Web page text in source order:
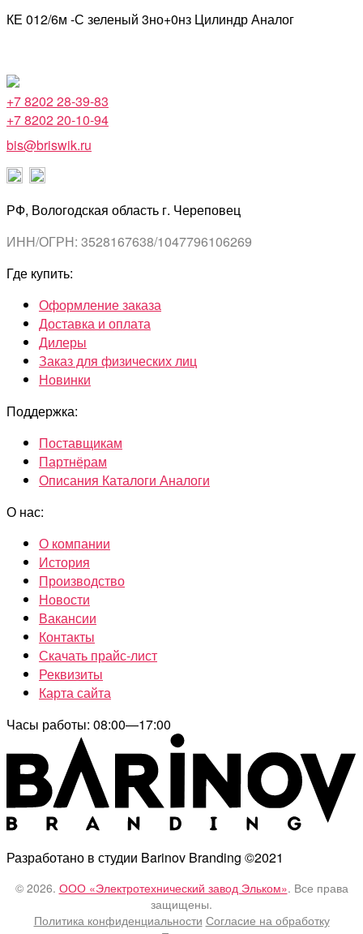
КЕ 012/6м -С зеленый 3но+0нз Цилиндр Аналог
+7 8202 28-39-83
+7 8202 20-10-94
bis@briswik.ru
РФ, Вологодская область г. Череповец
ИНН/ОГРН: 3528167638/1047796106269
Где купить:
Оформление заказа
Доставка и оплата
Дилеры
Заказ для физических лиц
Новинки
Поддержка:
Поставщикам
Партнёрам
Описания Каталоги Аналоги
О нас:
О компании
История
Производство
Новости
Вакансии
Контакты
Скачать прайс-лист
Реквизиты
Карта сайта
Часы работы: 08:00—17:00
Разработано в студии Barinov Branding ©2021
© 2026. ООО «Электротехнический завод Эльком». Все права
защищены.
Политика конфиденциальности Согласие на обработку